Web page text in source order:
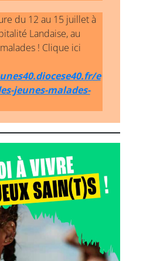
du 12 au 15 juillet à
Landaise, au
! Clique ici
e
jeunes-malades-